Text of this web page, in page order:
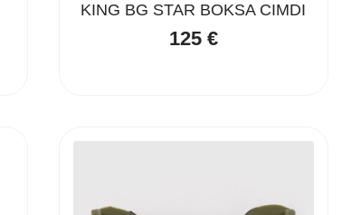
KING BG STAR BOKSA CIMDI
125 €